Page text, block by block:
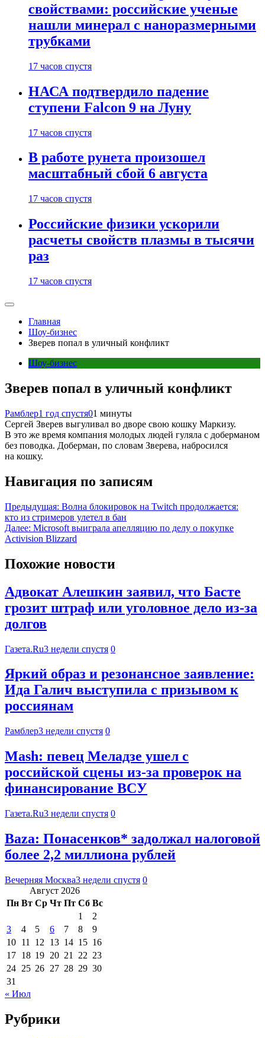
свойствами: российские ученые
нашли минерал с наноразмерными
трубками
17 часов спустя
НАСА подтвердило падение
ступени Falcon 9 на Луну
17 часов спустя
В работе рунета произошел
масштабный сбой 6 августа
17 часов спустя
Российские физики ускорили
расчеты свойств плазмы в тысячи
раз
17 часов спустя
Главная
Шоу-бизнес
Зверев попал в уличный конфликт
Шоу-бизнес
Зверев попал в уличный конфликт
Рамблер1 год спустя01 минуты
Сергей Зверев выгуливал во дворе свою кошку Маркизу.
В это же время компания молодых людей гуляла с доберманом
без поводка. Доберман, по словам Зверева, набросился
на кошку.
Навигация по записям
Предыдущая: Волна блокировок на Twitch продолжается:
кто из стримеров улетел в бан
Далее: Microsoft выиграла апелляцию по делу о покупке
Activision Blizzard
Похожие новости
Адвокат Алешкин заявил, что Басте
грозит штраф или уголовное дело из-за
долгов
Газета.Ru3 недели спустя 0
Яркий образ и резонансное заявление:
Ида Галич выступила с призывом к
россиянам
Рамблер3 недели спустя 0
Mash: певец Меладзе ушел с
российской сцены из-за проверок на
финансирование ВСУ
Газета.Ru3 недели спустя 0
Baza: Понасенков* задолжал налоговой
более 2,2 миллиона рублей
Вечерняя Москва3 недели спустя 0
Август 2026
Пн Вт Ср Чт Пт Сб Вс
1
2
3
4 5 6 7 8
9
10 11 12 13 14 15 16
17 18 19 20 21 22 23
24 25 26 27 28 29 30
31
« Июл
Рубрики